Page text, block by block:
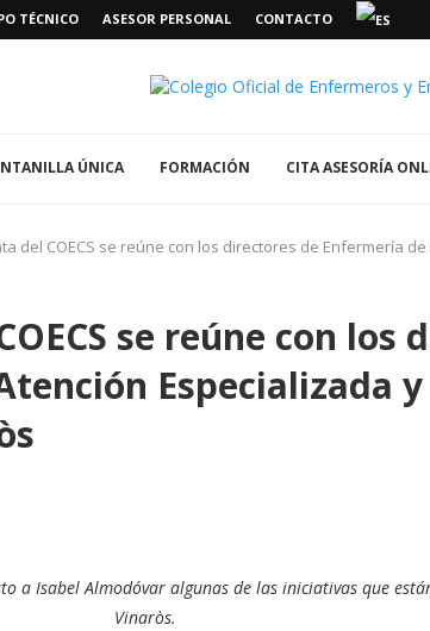
TÉCNICO ASESOR PERSONAL CONTACTO
ÚNICA FORMACIÓN CITA ASESORÍA
del COECS se reúne con los directores de Enfermería
se reúne con los
Especializada
a Isabel Almodóvar algunas de las iniciativas que
Vinaròs.